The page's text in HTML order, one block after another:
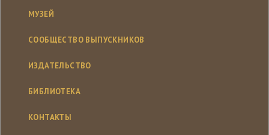
МУЗЕЙ
СООБЩЕСТВО ВЫПУСКНИКОВ
ИЗДАТЕЛЬСТВО
БИБЛИОТЕКА
КОНТАКТЫ